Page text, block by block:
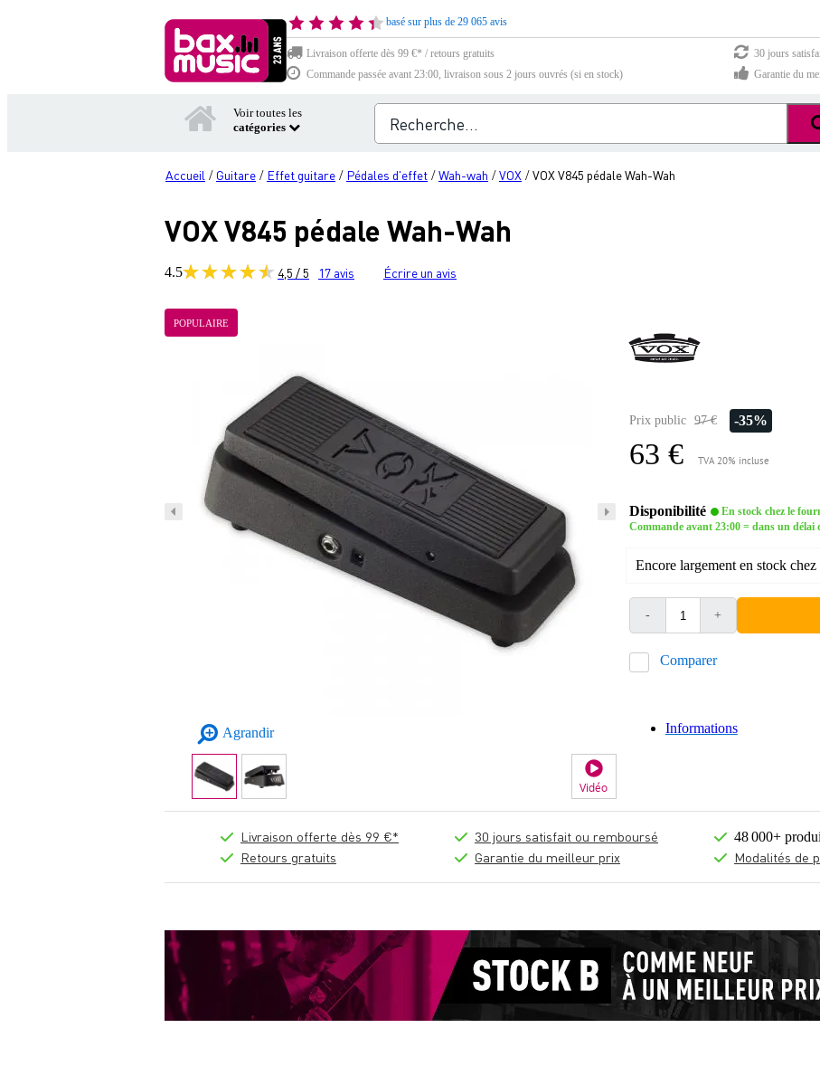
basé sur plus de 29 065 avis
Livraison offerte dès 99 €* / retours gratuits
30 jours
Commande passée avant 23:00, livraison sous 2 jours ouvrés (si en stock)
Garantie du
Voir toutes les
catégories
Accueil / Guitare / Effet guitare / Pédales d'effet /Wah-wah /VOX /VOX V845 pédale Wah-Wah
VOX V845 pédale Wah-Wah
4.5 4,5 / 5 17 avis Écrire un avis
POPULAIRE
Agrandir
Vidéo
Prix public 97 € -35%
63 € TVA 20% incluse
Disponibilité
En stock chez le
Commande avant 23:00 = dans un
Encore largement en stock
- +
Comparer
Informations
Livraison offerte dès 99 €*
Retours gratuits
30 jours satisfait ou remboursé
Garantie du meilleur prix
48 000+
Modalités de